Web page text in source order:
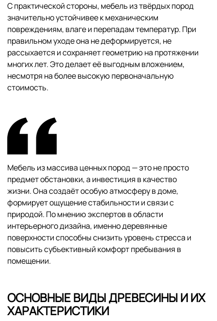
С практической стороны, мебель из твёрдых пород
значительно устойчивее к механическим
повреждениям, влаге и перепадам температур. При
правильном уходе она не деформируется, не
рассыхается и сохраняет геометрию на протяжении
многих лет. Это делает её выгодным вложением,
несмотря на более высокую первоначальную
стоимость.
Мебель из массива ценных пород — это не просто
предмет обстановки, а инвестиция в качество
жизни. Она создаёт особую атмосферу в доме,
формирует ощущение стабильности и связи с
природой. По мнению экспертов в области
интерьерного дизайна, именно деревянные
поверхности способны снизить уровень стресса и
повысить субъективный комфорт пребывания в
помещении.
ОСНОВНЫЕ ВИДЫ ДРЕВЕСИНЫ И ИХ
ХАРАКТЕРИСТИКИ